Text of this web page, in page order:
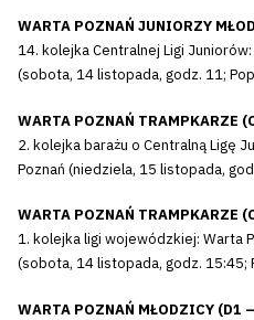
WARTA POZNAŃ JUNIORZY
14. kolejka Centralnej Ligi
(sobota, 14 listopada, godz. 11;
WARTA POZNAŃ TRAMPKARZE
2. kolejka barażu o Centralną Ligę
Poznań (niedziela, 15 listopada,
WARTA POZNAŃ TRAMPKARZE
1. kolejka ligi wojewódzkiej: Warta
(sobota, 14 listopada, godz. 15:45;
WARTA POZNAŃ MŁODZICY (D1